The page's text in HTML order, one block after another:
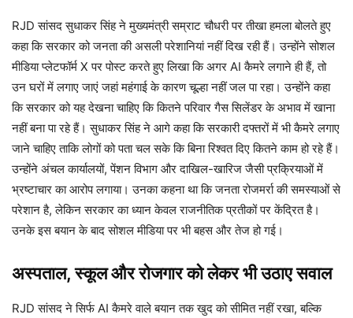
RJD सांसद सुधाकर सिंह ने मुख्यमंत्री सम्राट चौधरी पर तीखा हमला बोलते हुए
कहा कि सरकार को जनता की असली परेशानियां नहीं दिख रही हैं। उन्होंने सोशल
मीडिया प्लेटफॉर्म X पर पोस्ट करते हुए लिखा कि अगर AI कैमरे लगाने ही हैं, तो
उन घरों में लगाए जाएं जहां महंगाई के कारण चूल्हा नहीं जल पा रहा। उन्होंने कहा
कि सरकार को यह देखना चाहिए कि कितने परिवार गैस सिलेंडर के अभाव में खाना
नहीं बना पा रहे हैं। सुधाकर सिंह ने आगे कहा कि सरकारी दफ्तरों में भी कैमरे लगाए
जाने चाहिए ताकि लोगों को पता चल सके कि बिना रिश्वत दिए कितने काम हो रहे हैं।
उन्होंने अंचल कार्यालयों, पेंशन विभाग और दाखिल-खारिज जैसी प्रक्रियाओं में
भ्रष्टाचार का आरोप लगाया। उनका कहना था कि जनता रोजमर्रा की समस्याओं से
परेशान है, लेकिन सरकार का ध्यान केवल राजनीतिक प्रतीकों पर केंद्रित है।
उनके इस बयान के बाद सोशल मीडिया पर भी बहस और तेज हो गई।
अस्पताल, स्कूल और रोजगार को लेकर भी उठाए सवाल
RJD सांसद ने सिर्फ AI कैमरे वाले बयान तक खुद को सीमित नहीं रखा, बल्कि